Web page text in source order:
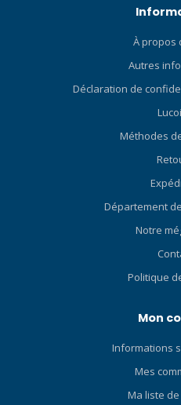
À propos
Autres
Déclaration de
Méthodes
Département
Notre
Politique
Mon
Informations
Mes
Ma liste